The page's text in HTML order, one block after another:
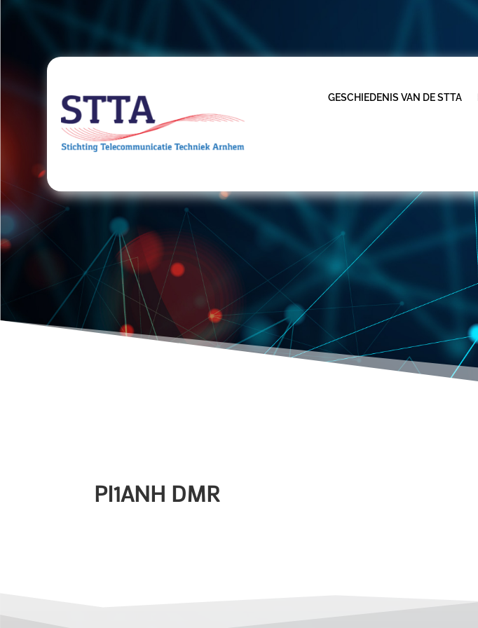
GESCHIEDENIS VAN DE STTA
PI1ANH DMR